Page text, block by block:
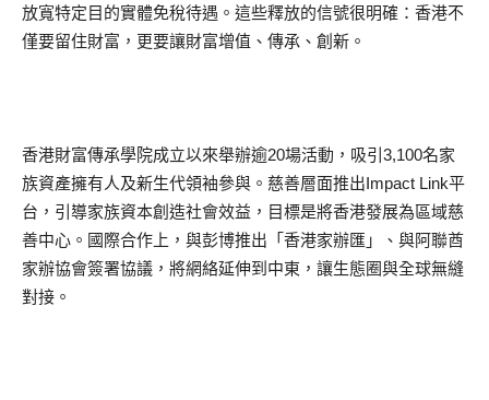
放寬特定目的實體免稅待遇。這些釋放的信號很明確：香港不
僅要留住財富，更要讓財富增值、傳承、創新。
香港財富傳承學院成立以來舉辦逾20場活動，吸引3,100名家
族資產擁有人及新生代領袖參與。慈善層面推出Impact Link平
台，引導家族資本創造社會效益，目標是將香港發展為區域慈
善中心。國際合作上，與彭博推出「香港家辦匯」、與阿聯酋
家辦協會簽署協議，將網絡延伸到中東，讓生態圈與全球無縫
對接。